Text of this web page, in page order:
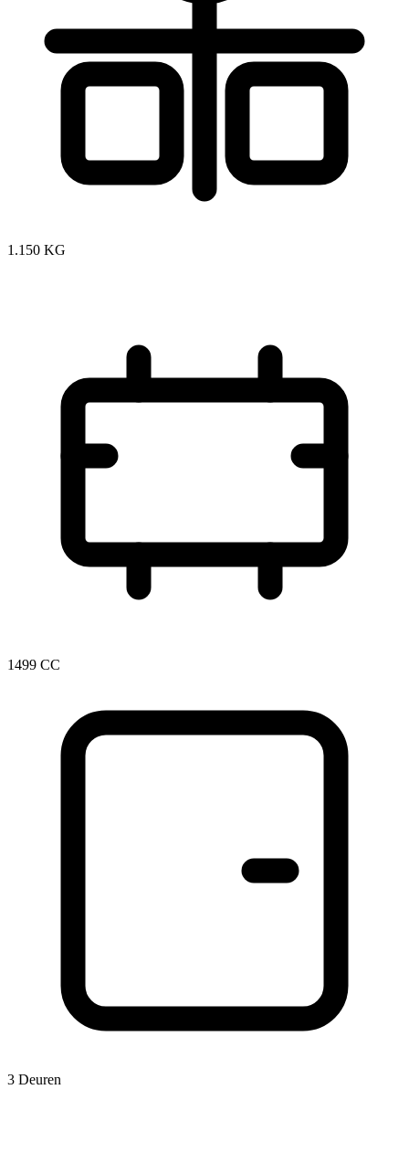
1.150 KG
1499 CC
3 Deuren